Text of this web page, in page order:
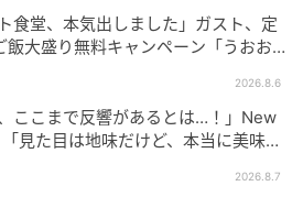
ト食堂、本気出しました」ガスト、定
飯大盛り無料キャンペーン「うおお
2026.8.6
、ここまで反響があるとは…！」New
見た目は地味だけど、本当に美味し
2026.8.7